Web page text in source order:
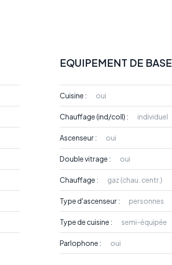
EQUIPEMENT DE BASE
Cuisine : oui
Chauffage (ind/coll) : individuel
Ascenseur : oui
Double vitrage : oui
Chauffage : gaz (chau. centr.)
Type d'ascenseur : personnes
Type de cuisine : semi-équipée
Parlophone : oui